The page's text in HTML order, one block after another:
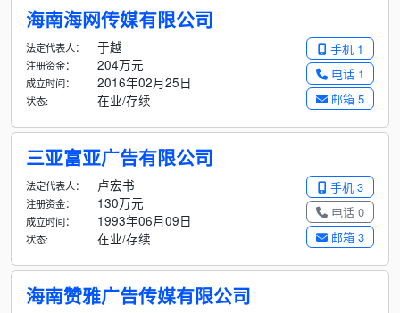
海南海网传媒有限公司
手机 1
电话 1
邮箱 5
法定代表人： 于越
注册资金： 204万元
成立时间： 2016年02月25日
状态: 在业/存续
三亚富亚广告有限公司
手机 3
电话 0
邮箱 3
法定代表人： 卢宏书
注册资金： 130万元
成立时间： 1993年06月09日
状态: 在业/存续
海南赞雅广告传媒有限公司